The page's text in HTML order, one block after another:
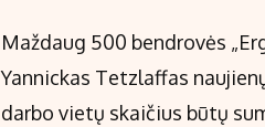
Maždaug 500 bendrovės
Yannickas Tetzlaffas
darbo vietų skaičius būtų